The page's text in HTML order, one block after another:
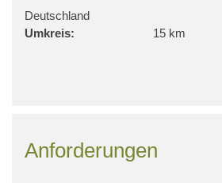
Deutschland
Umkreis:
15 km
Anforderungen